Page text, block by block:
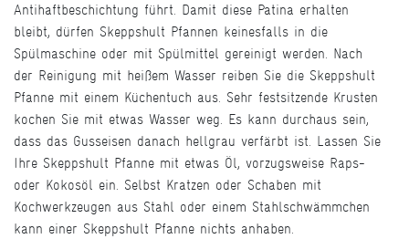
Antihaftbeschichtung führt. Damit diese Patina erhalten
bleibt, dürfen Skeppshult Pfannen keinesfalls in die
Spülmaschine oder mit Spülmittel gereinigt werden. Nach
der Reinigung mit heißem Wasser reiben Sie die Skeppshult
Pfanne mit einem Küchentuch aus. Sehr festsitzende Krusten
kochen Sie mit etwas Wasser weg. Es kann durchaus sein,
dass das Gusseisen danach hellgrau verfärbt ist. Lassen Sie
Ihre Skeppshult Pfanne mit etwas Öl, vorzugsweise Raps-
oder Kokosöl ein. Selbst Kratzen oder Schaben mit
Kochwerkzeugen aus Stahl oder einem Stahlschwämmchen
kann einer Skeppshult Pfanne nichts anhaben.